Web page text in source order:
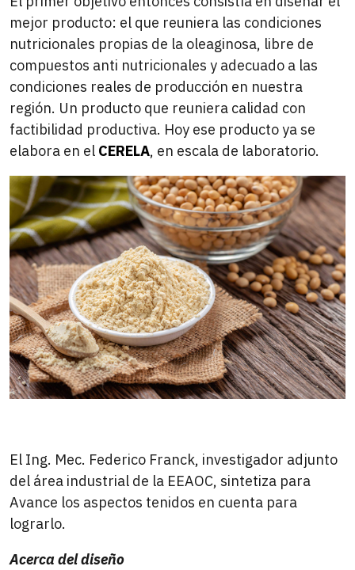
mejor producto: el que reuniera las condiciones
nutricionales propias de la oleaginosa, libre de
compuestos anti nutricionales y adecuado a las
condiciones reales de producción en nuestra
región. Un producto que reuniera calidad con
factibilidad productiva. Hoy ese producto ya se
elabora en el CERELA, en escala de laboratorio.
El Ing. Mec. Federico Franck, investigador adjunto
del área industrial de la EEAOC, sintetiza para
Avance los aspectos tenidos en cuenta para
lograrlo.
Acerca del diseño